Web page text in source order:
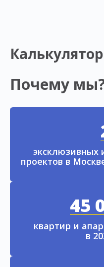
Калькулятор
Почему
эксклюзивных
проектов в
45
квартир и
в